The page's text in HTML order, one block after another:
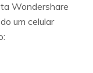
Wondershare
um celular